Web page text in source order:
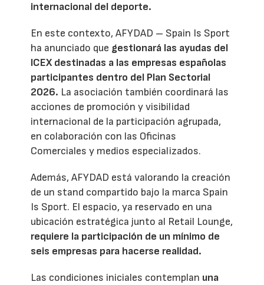
internacional del deporte.
En este contexto, AFYDAD – Spain Is Sport
ha anunciado que gestionará las ayudas del
ICEX destinadas a las empresas españolas
participantes dentro del Plan Sectorial
2026. La asociación también coordinará las
acciones de promoción y visibilidad
internacional de la participación agrupada,
en colaboración con las Oficinas
Comerciales y medios especializados.
Además, AFYDAD está valorando la creación
de un stand compartido bajo la marca Spain
Is Sport. El espacio, ya reservado en una
ubicación estratégica junto al Retail Lounge,
requiere la participación de un mínimo de
seis empresas para hacerse realidad.
Las condiciones iniciales contemplan una